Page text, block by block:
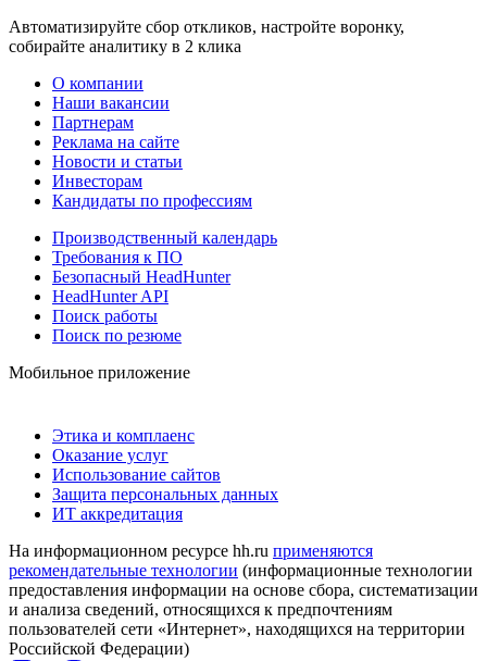
Автоматизируйте сбор откликов, настройте воронку,
собирайте аналитику в 2 клика
О компании
Наши вакансии
Партнерам
Реклама на сайте
Новости и статьи
Инвесторам
Кандидаты по профессиям
Производственный календарь
Требования к ПО
Безопасный HeadHunter
HeadHunter API
Поиск работы
Поиск по резюме
Мобильное приложение
Этика и комплаенс
Оказание услуг
Использование сайтов
Защита персональных данных
ИТ аккредитация
На информационном ресурсе hh.ru применяются
рекомендательные технологии (информационные технологии
предоставления информации на основе сбора, систематизации
и анализа сведений, относящихся к предпочтениям
пользователей сети «Интернет», находящихся на территории
Российской Федерации)